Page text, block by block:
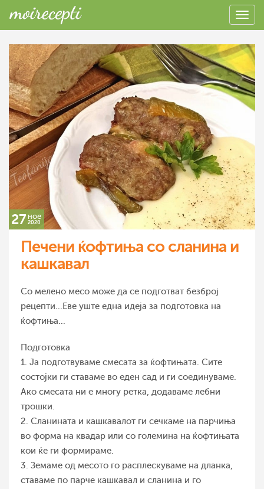
27 ное
2020
Печени ќофтиња со сланина и
кашкавал
Со мелено месо може да се подготват безброј
рецепти...Еве уште една идеја за подготовка на
ќофтиња...
Подготовка
1. Ја подготвуваме смесата за ќофтињата. Сите
состојки ги ставаме во еден сад и ги соединуваме.
Ако смесата ни е многу ретка, додаваме лебни
трошки.
2. Сланината и кашкавалот ги сечкаме на парчиња
во форма на квадар или со големина на ќофтињата
кои ќе ги формираме.
3. Земаме од месото го расплескуваме на дланка,
ставаме по парче кашкавал и сланина и го